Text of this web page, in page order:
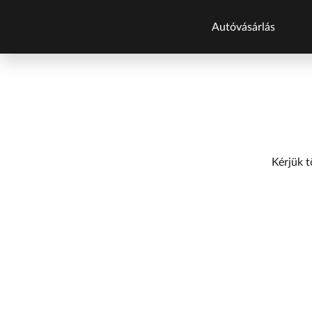
Autóvásárlás
Kérjük